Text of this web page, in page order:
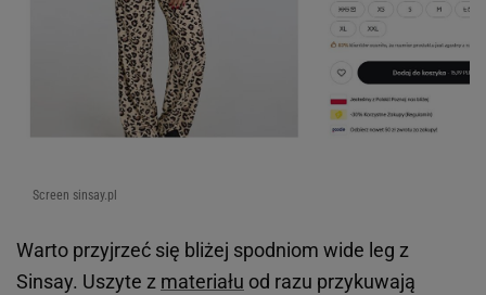
Screen sinsay.pl
Warto przyjrzeć się bliżej spodniom wide leg z
Sinsay. Uszyte z materiału od razu przykuwają